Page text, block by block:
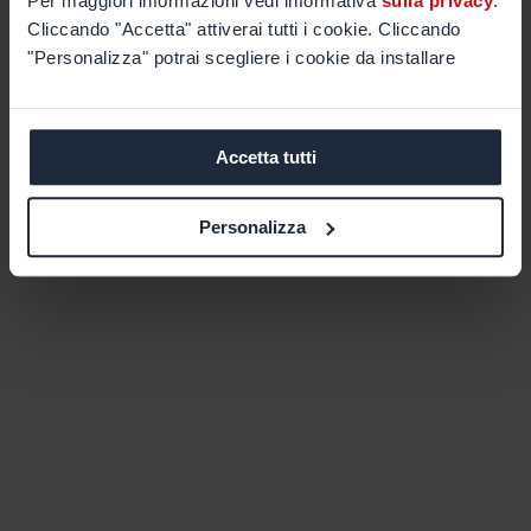
Cliccando "Accetta" attiverai tutti i cookie. Cliccando
"Personalizza" potrai scegliere i cookie da installare
Accetta tutti
Personalizza